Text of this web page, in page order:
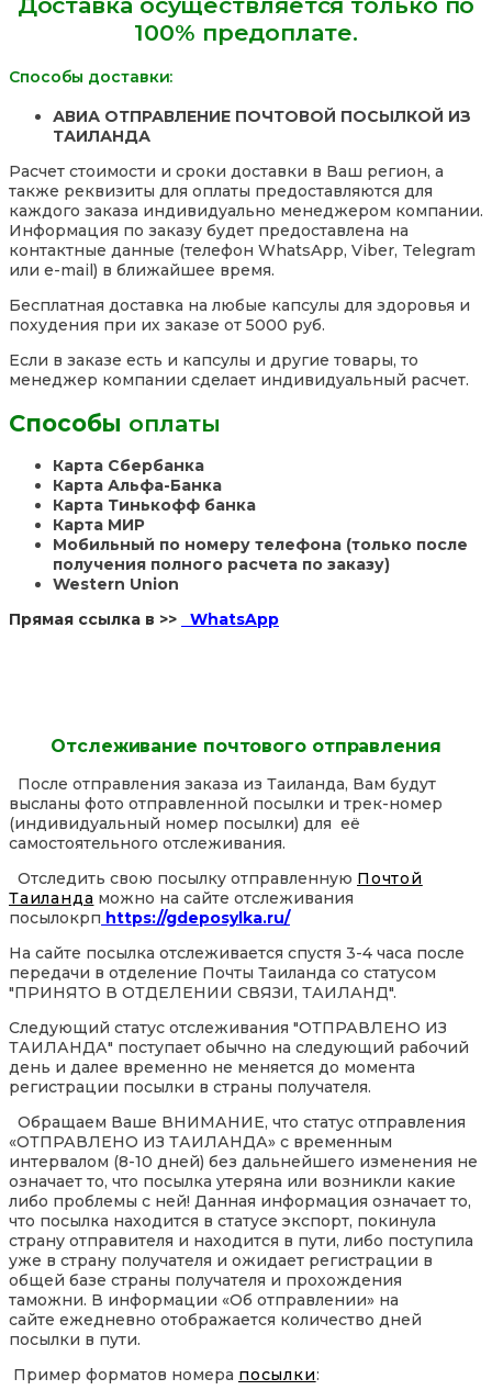
Original,
100% предоплате.
Способы доставки:
АВИА ОТПРАВЛЕНИЕ ПОЧТОВОЙ ПОСЫЛКОЙ ИЗ
ТАИЛАНДА
Расчет стоимости и сроки доставки в Ваш регион, а
также реквизиты для оплаты предоставляются для
каждого заказа индивидуально менеджером компании.
Информация по заказу будет предоставлена на
контактные данные (телефон WhatsApp, Viber, Telegram
или e-mail) в ближайшее время.
Бесплатная доставка на любые капсулы для здоровья и
похудения при их заказе от 5000 руб.
Если в заказе есть и капсулы и другие товары, то
менеджер компании сделает индивидуальный расчет.
Способы оплаты
Карта Сбербанка
Карта Альфа-Банка
Карта Тинькофф банка
Карта МИР
Мобильный по номеру телефона (только после
получения полного расчета по заказу)
Western Union
Прямая ссылка в >>
WhatsApp
Отслеживание почтового отправления
После отправления заказа из Таиланда, Вам будут
высланы фото отправленной посылки и трек-номер
(индивидуальный номер посылки) для её
самостоятельного отслеживания.
Отследить свою посылку отправленную Почтой
Таиланда можно на сайте отслеживания
посылокрп https://gdeposylka.ru/
На сайте посылка отслеживается спустя 3-4 часа после
передачи в отделение Почты Таиланда со статусом
"ПРИНЯТО В ОТДЕЛЕНИИ СВЯЗИ, ТАИЛАНД".
Следующий статус отслеживания "ОТПРАВЛЕНО ИЗ
ТАИЛАНДА" поступает обычно на следующий рабочий
день и далее временно не меняется до момента
регистрации посылки в страны получателя.
Обращаем Ваше ВНИМАНИЕ, что статус отправления
«ОТПРАВЛЕНО ИЗ ТАИЛАНДА» с временным
интервалом (8-10 дней) без дальнейшего изменения не
означает то, что посылка утеряна или возникли какие
либо проблемы с ней! Данная информация означает то,
что посылка находится в статусе экспорт, покинула
страну отправителя и находится в пути, либо поступила
уже в страну получателя и ожидает регистрации в
общей базе страны получателя и прохождения
таможни. В информации «Об отправлении» на
сайте ежедневно отображается количество дней
посылки в пути.
Пример форматов номера посылки: